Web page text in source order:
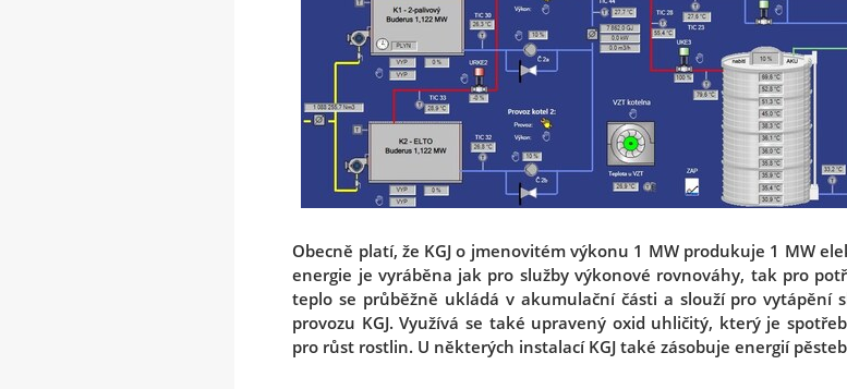
Obecně platí, že KGJ o jmenovitém výkonu 1 MW produkuje 1 MW
energie je vyráběna jak pro služby výkonové rovnováhy, tak pro
teplo se průběžně ukládá v akumulační části a slouží pro vytápění
provozu KGJ. Využívá se také upravený oxid uhličitý, který je
pro růst rostlin. U některých instalací KGJ také zásobuje energií